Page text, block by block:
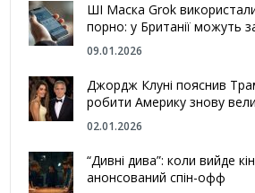
ШІ Маска Grok
порно: у Британії можуть
09.01.2026
Джордж Клуні пояснив
робити Америку знову
02.01.2026
“Дивні дива”: коли вийде
анонсований спін-офф